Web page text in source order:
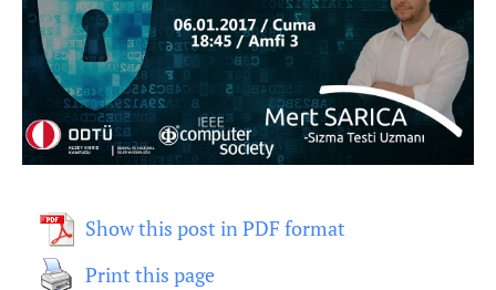
Show this post in PDF format
Print this page